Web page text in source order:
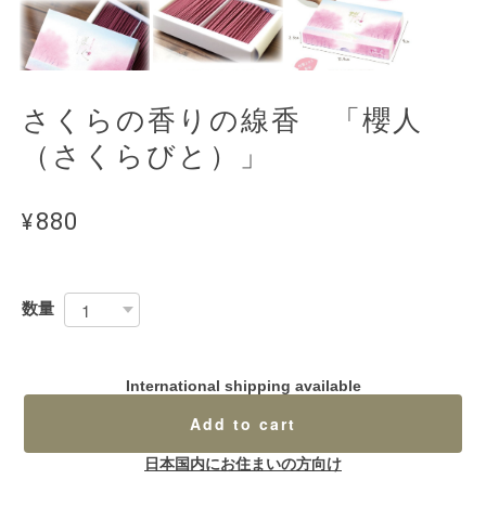
さくらの香りの線香 「櫻人
（さくらびと）」
¥880
数量
International shipping available
Add to cart
日本国内にお住まいの方向け